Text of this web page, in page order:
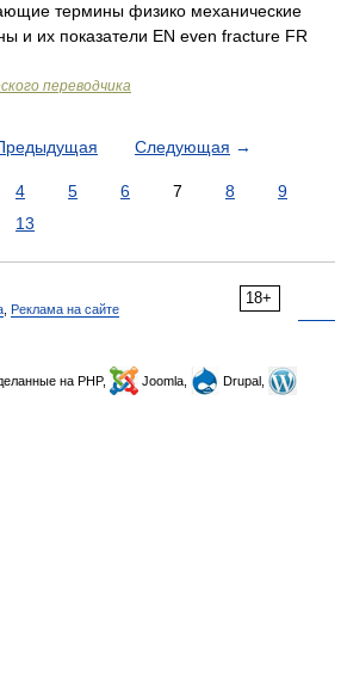
термины физико механические
и их показатели EN even fracture FR
переводчика
Следующая →
4 5 6 7 8
9
13
18+
Реклама на сайте
на PHP, Joomla,
Drupal,